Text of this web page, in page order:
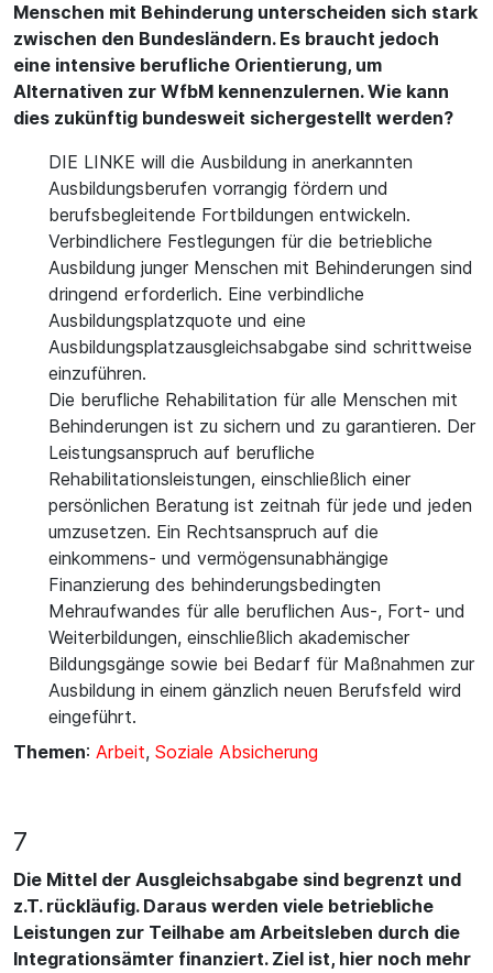
Menschen mit Behinderung unterscheiden sich stark
zwischen den Bundesländern. Es braucht jedoch
eine intensive berufliche Orientierung, um
Alternativen zur WfbM kennenzulernen. Wie kann
dies zukünftig bundesweit sichergestellt werden?
DIE LINKE will die Ausbildung in anerkannten
Ausbildungsberufen vorrangig fördern und
berufsbegleitende Fortbildungen entwickeln.
Verbindlichere Festlegungen für die betriebliche
Ausbildung junger Menschen mit Behinderungen sind
dringend erforderlich. Eine verbindliche
Ausbildungsplatzquote und eine
Ausbildungsplatzausgleichsabgabe sind schrittweise
einzuführen.
Die berufliche Rehabilitation für alle Menschen mit
Behinderungen ist zu sichern und zu garantieren. Der
Leistungsanspruch auf berufliche
Rehabilitationsleistungen, einschließlich einer
persönlichen Beratung ist zeitnah für jede und jeden
umzusetzen. Ein Rechtsanspruch auf die
einkommens- und vermögensunabhängige
Finanzierung des behinderungsbedingten
Mehraufwandes für alle beruflichen Aus-, Fort- und
Weiterbildungen, einschließlich akademischer
Bildungsgänge sowie bei Bedarf für Maßnahmen zur
Ausbildung in einem gänzlich neuen Berufsfeld wird
eingeführt.
Themen: Arbeit, Soziale Absicherung
7
Die Mittel der Ausgleichsabgabe sind begrenzt und
z.T. rückläufig. Daraus werden viele betriebliche
Leistungen zur Teilhabe am Arbeitsleben durch die
Integrationsämter finanziert. Ziel ist, hier noch mehr